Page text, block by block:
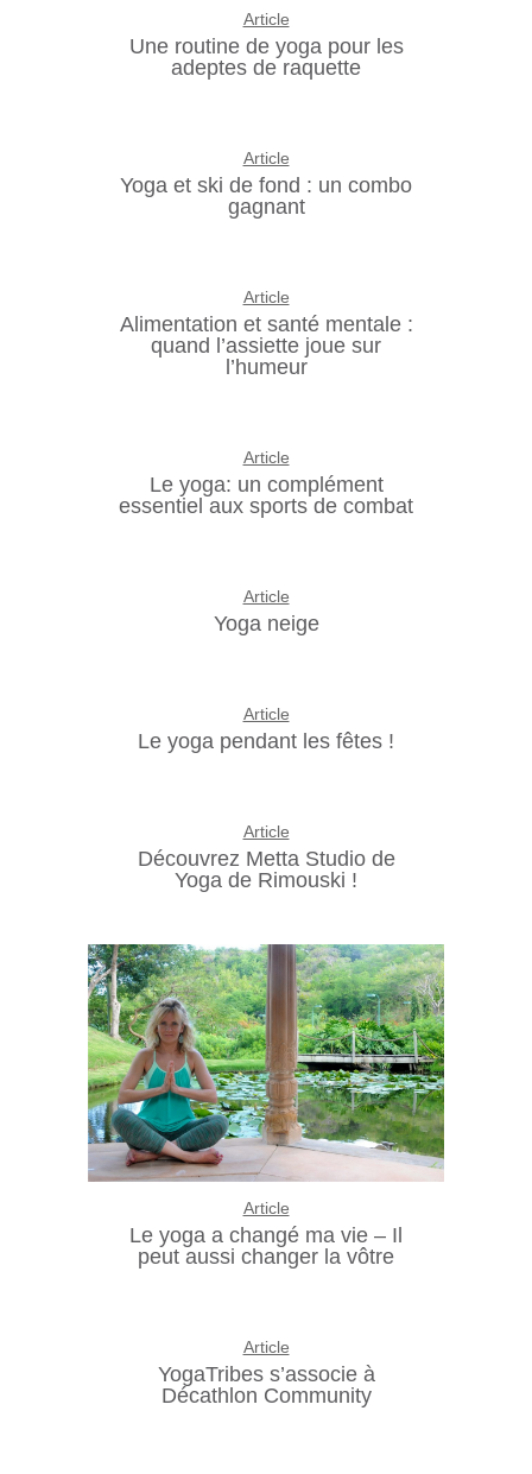
Article
Une routine de yoga pour les
adeptes de raquette
Article
Yoga et ski de fond : un combo
gagnant
Article
Alimentation et santé mentale :
quand l’assiette joue sur
l’humeur
Article
Le yoga: un complément
essentiel aux sports de combat
Article
Yoga neige
Article
Le yoga pendant les fêtes !
Article
Découvrez Metta Studio de
Yoga de Rimouski !
Article
Le yoga a changé ma vie – Il
peut aussi changer la vôtre
Article
YogaTribes s’associe à
Décathlon Community